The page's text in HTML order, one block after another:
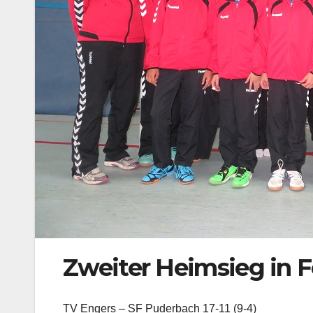
Zweiter Heimsieg in
TV Engers – SF Puderbach 17-11 (9-4)